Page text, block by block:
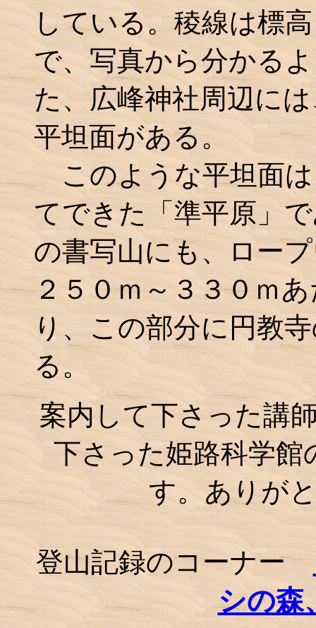
している。稜線は標
で、写真から分かる
た、広峰神社周辺に
平坦面がある。
このような平坦面は
てできた「準平原」
の書写山にも、ロー
２５０ｍ～３３０ｍ
り、この部分に円教
る。
案内して下さった講
下さった姫路科学館
す。ありが
登山記録のコーナー
シの森